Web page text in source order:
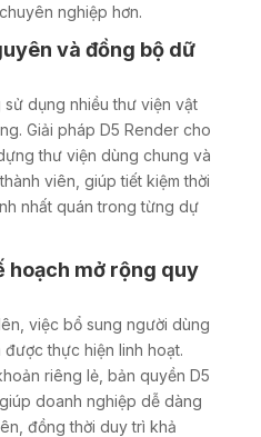
nghiệp hơn.
và đồng bộ dữ
dụng nhiều thư viện vật
Giải pháp D5 Render cho
thư viện dùng chung và
viên, giúp tiết kiệm thời
nhất quán trong từng dự
hoạch mở rộng quy
việc bổ sung người dùng
thực hiện linh hoạt.
riêng lẻ, bản quyền D5
doanh nghiệp dễ dàng
đồng thời duy trì khả